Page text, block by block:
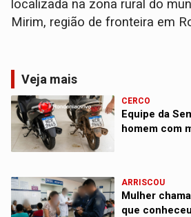
localizada na zona rural do
Mirim, região de fronteira em
Veja mais
CERCO
Equipe da
homem com
ARRISCOU
Mulher
que